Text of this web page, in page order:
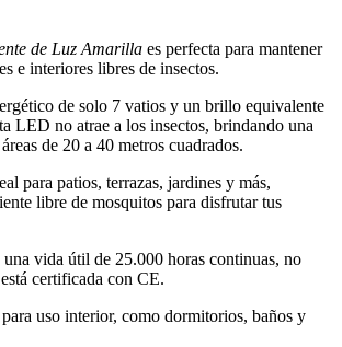
de Luz Amarilla es perfecta para mantener
e interiores libres de insectos.
de solo 7 vatios y un brillo equivalente
LED no atrae a los insectos, brindando una
de 20 a 40 metros cuadrados.
para patios, terrazas, jardines y más,
libre de mosquitos para disfrutar tus
vida útil de 25.000 horas continuas, no
certificada con CE.
uso interior, como dormitorios, baños y